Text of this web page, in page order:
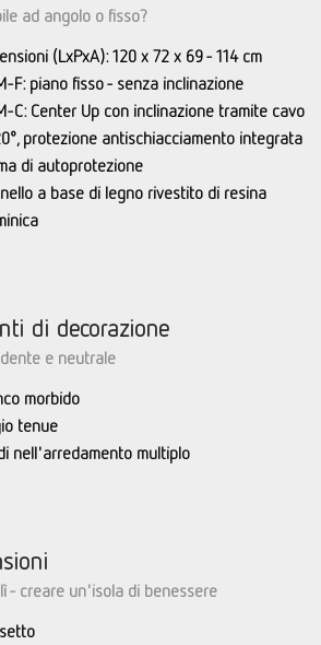
ad angolo o fisso?
(LxPxA): 120 x 72 x 69 - 114 cm
F: piano fisso - senza inclinazione
C: Center Up con inclinazione tramite cavo
protezione antischiacciamento integrata
di autoprotezione
a base di legno rivestito di resina
di decorazione
e neutrale
morbido
tenue
nell'arredamento multiplo
- creare un'isola di benessere